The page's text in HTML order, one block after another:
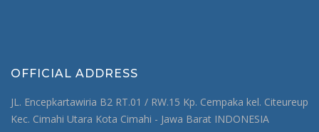
OFFICIAL ADDRESS
JL. Encepkartawiria B2 RT.01 / RW.15 Kp. Cempaka kel. Citeureup
Kec. Cimahi Utara Kota Cimahi - Jawa Barat INDONESIA